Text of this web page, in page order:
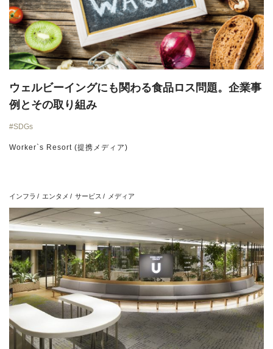
ウェルビーイングにも関わる食品ロス問題。企業事
例とその取り組み
SDGs
Worker`s Resort (提携メディア)
インフラ エンタメ サービス メディア